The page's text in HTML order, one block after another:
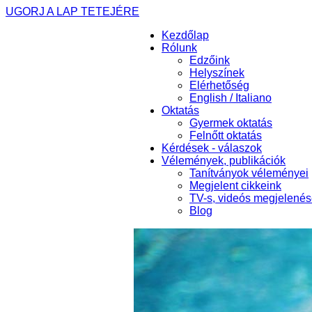
UGORJ A LAP TETEJÉRE
Kezdőlap
Rólunk
Edzőink
Helyszínek
Elérhetőség
English / Italiano
Oktatás
Gyermek oktatás
Felnőtt oktatás
Kérdések - válaszok
Vélemények, publikációk
Tanítványok véleményei
Megjelent cikkeink
TV-s, videós
Blog